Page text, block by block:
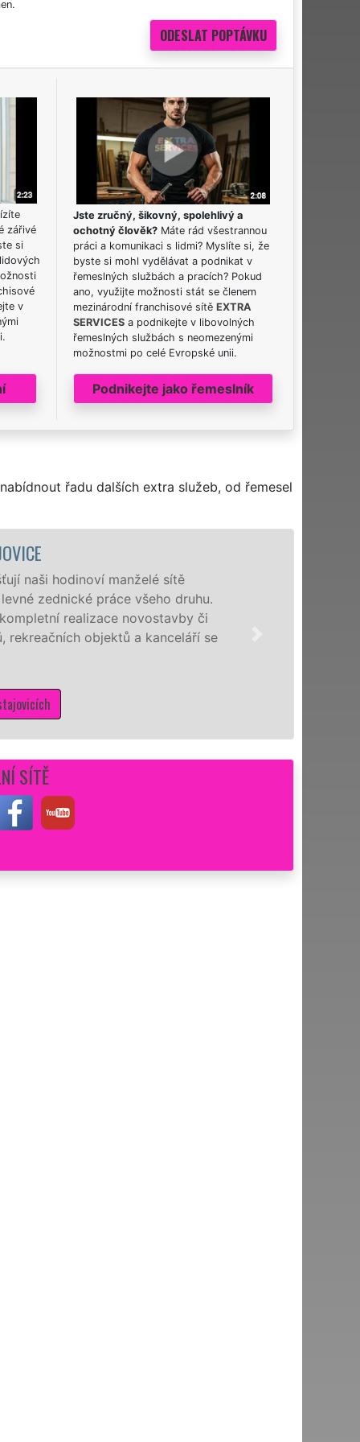
zářivé
si
v
Jste zručný, šikovný, spolehlivý a
ochotný člověk? Máte rád všestrannou
práci a komunikaci s lidmi? Myslíte si, že
byste si mohl vydělávat a podnikat v
řemeslných službách a pracích? Pokud
ano, využijte možnosti stát se členem
mezinárodní franchisové sítěEXTRA
SERVICES a podnikejte v libovolných
řemeslných službách s neomezenými
možnostmi po celé Evropské unii.
Podnikejte jako řemeslník
řadu dalších extra služeb, od řemesel
SÍTĚ